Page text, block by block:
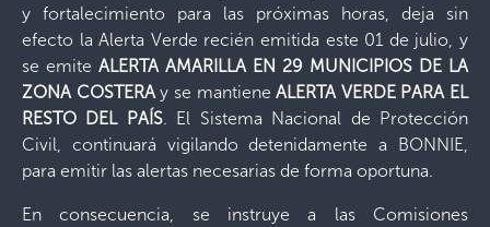
y fortalecimiento para las próximas horas, deja sin
efecto la Alerta Verde recién emitida este 01 de julio, y
se emite ALERTA AMARILLA EN 29 MUNICIPIOS DE LA
ZONA COSTERAy se mantieneALERTA VERDE PARA EL
RESTO DEL PAÍS. El Sistema Nacional de Protección
Civil, continuará vigilando detenidamente a BONNIE,
para emitir las alertas necesarias de forma oportuna.
En consecuencia, se instruye a las Comisiones